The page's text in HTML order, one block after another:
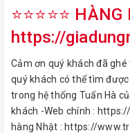
⭐⭐⭐⭐⭐
https://
Cảm ơn quý khách đã
quý khách có thể tìm
trong hệ thống Tuấn Hà
khách -Web chính :
hàng Nhật : https://